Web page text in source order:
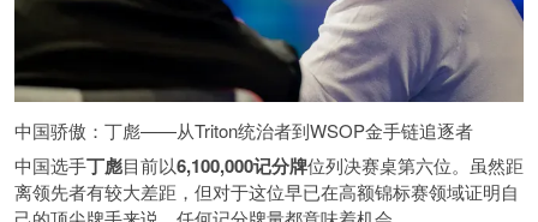
中国骄傲：丁彪——从Triton统治者到WSOP金手链追逐者
中国选手丁彪目前以6,100,000记分牌位列决赛桌第六位。虽然距
离领先者有较大差距，但对于这位早已在高额锦标赛领域证明自